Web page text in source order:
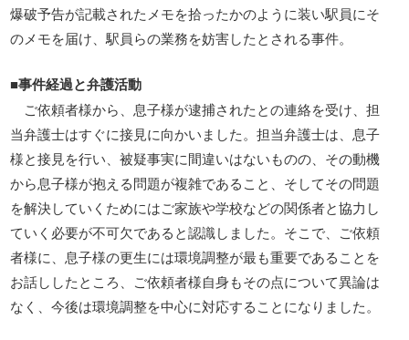
爆破予告が記載されたメモを拾ったかのように装い駅員にそ
のメモを届け、駅員らの業務を妨害したとされる事件。
■事件経過と弁護活動
ご依頼者様から、息子様が逮捕されたとの連絡を受け、担
当弁護士はすぐに接見に向かいました。担当弁護士は、息子
様と接見を行い、被疑事実に間違いはないものの、その動機
から息子様が抱える問題が複雑であること、そしてその問題
を解決していくためにはご家族や学校などの関係者と協力し
ていく必要が不可欠であると認識しました。そこで、ご依頼
者様に、息子様の更生には環境調整が最も重要であることを
お話ししたところ、ご依頼者様自身もその点について異論は
なく、今後は環境調整を中心に対応することになりました。